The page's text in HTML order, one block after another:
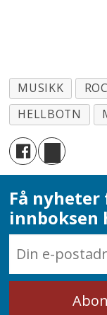
MUSIKK
HELLBOTN
Få
innboksen